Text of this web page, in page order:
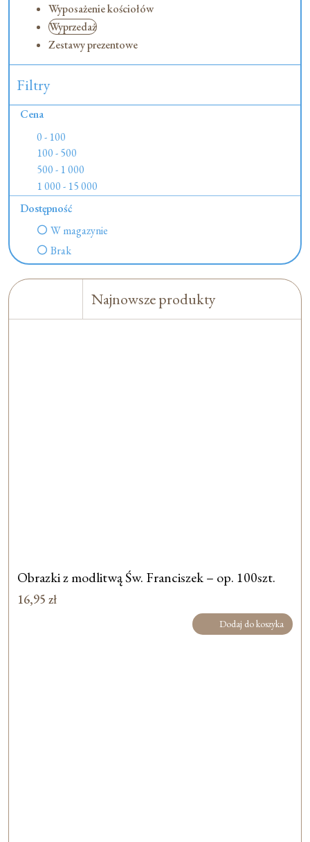
Wyposażenie kościołów
Wyprzedaż
Zestawy prezentowe
Filtry
Cena
0 - 100
100 - 500
500 - 1 000
1 000 - 15 000
Dostępność
W magazynie
Brak
Najnowsze produkty
Obrazki z modlitwą Św. Franciszek – op. 100szt.
16,95 zł
Dodaj do koszyka